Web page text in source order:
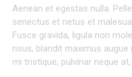
Aenean et egestas nulla.
senectus et netus et
Fusce gravida, ligula non
risus, blandit maximus
mi tristique, pulvinar neque